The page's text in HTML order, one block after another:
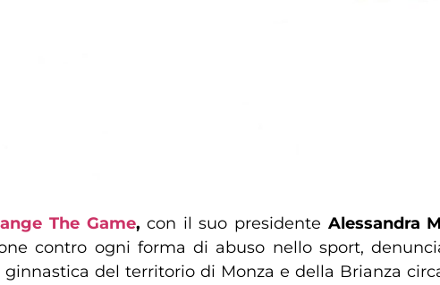
The Game, con il suo presidente Alessandra
contro ogni forma di abuso nello sport,
del territorio di Monza e della Brianza